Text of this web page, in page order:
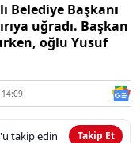
Belediye Başkanı
uğradı. Başkan
oğlu Yusuf
takip edin Takip Et